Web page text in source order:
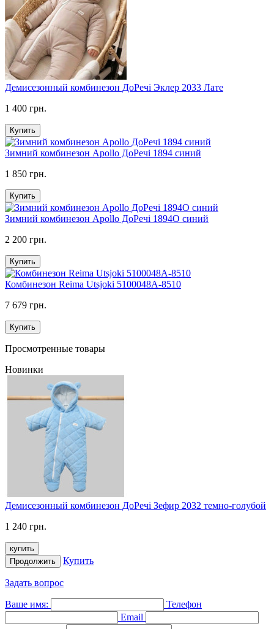
Демисезонный комбинезон ДоРечі Эклер 2033 Лате
1 400 грн.
Купить
Зимний комбинезон Apollo ДоРечі 1894 синий
1 850 грн.
Купить
Зимний комбинезон Apollo ДоРечі 1894О синий
2 200 грн.
Купить
Комбинезон Reima Utsjoki 5100048A-8510
7 679 грн.
Купить
Просмотренные товары
Новинки
Демисезонный комбинезон ДоРечі Зефир 2032 темно-голубой
1 240 грн.
купить
Продолжить
Купить
Задать вопрос
Ваше имя:
Телефон
Email